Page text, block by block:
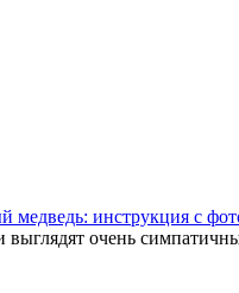
медведь: инструкция с
выглядят очень